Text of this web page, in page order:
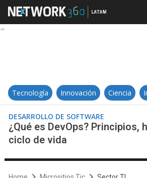
¿Qué es
Tecnología Innovación Ciencia
DESARROLLO DE SOFTWARE
¿Qué es DevOps? Principios,
ciclo de vida